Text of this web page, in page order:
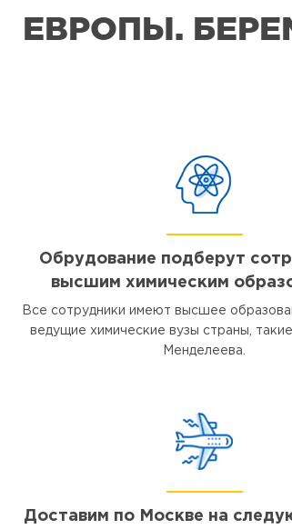
ЕВРОПЫ.
Обрудование подберут
высшим химическим
Все сотрудники имеют высшее
ведущие химические вузы страны,
Менделеева.
Доставим по Москве на